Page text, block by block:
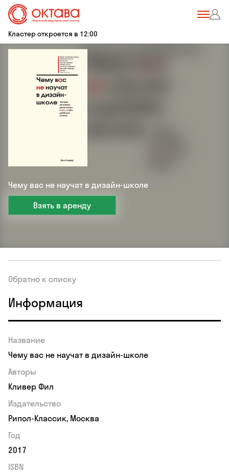
Кластер откроется в 12:00
Чему вас не научат в дизайн-школе
Взять в аренду
Обратно к списку
Информация
Название
Чему вас не научат в дизайн-школе
Авторы
Кливер Фил
Издательство
Рипол-Классик, Москва
Год
2017
ISBN